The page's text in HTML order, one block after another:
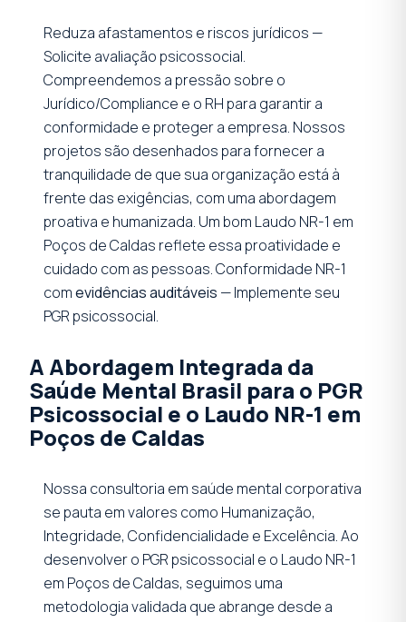
Reduza afastamentos e riscos jurídicos —
Solicite avaliação psicossocial.
Compreendemos a pressão sobre o
Jurídico/Compliance e o RH para garantir a
conformidade e proteger a empresa. Nossos
projetos são desenhados para fornecer a
tranquilidade de que sua organização está à
frente das exigências, com uma abordagem
proativa e humanizada. Um bom Laudo NR-1 em
Poços de Caldas reflete essa proatividade e
cuidado com as pessoas. Conformidade NR-1
comevidências auditáveis — Implemente seu
PGR psicossocial.
A Abordagem Integrada da
Saúde Mental Brasil para o PGR
Psicossocial e o Laudo NR-1 em
Poços de Caldas
Nossa consultoria em saúde mental corporativa
se pauta em valores como Humanização,
Integridade, Confidencialidade e Excelência. Ao
desenvolver o PGR psicossocial e o Laudo NR-1
em Poços de Caldas, seguimos uma
metodologia validada que abrange desde a